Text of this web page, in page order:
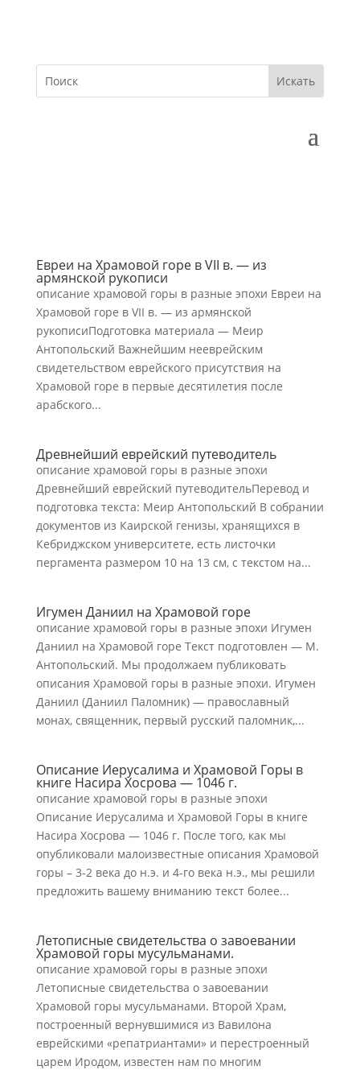
Евреи на Храмовой горе в VII в. — из
армянской рукописи
описание храмовой горы в разные эпохи Евреи на
Храмовой горе в VII в. — из армянской
рукописиПодготовка материала — Меир
Антопольский Важнейшим нееврейским
свидетельством еврейского присутствия на
Храмовой горе в первые десятилетия после
арабского...
Древнейший еврейский путеводитель
описание храмовой горы в разные эпохи
Древнейший еврейский путеводительПеревод и
подготовка текста: Меир Антопольский В собрании
документов из Каирской генизы, хранящихся в
Кебриджском университете, есть листочки
пергамента размером 10 на 13 см, с текстом на...
Игумен Даниил на Храмовой горе
описание храмовой горы в разные эпохи Игумен
Даниил на Храмовой горе Текст подготовлен — М.
Антопольский. Мы продолжаем публиковать
описания Храмовой горы в разные эпохи. Игумен
Даниил (Даниил Паломник) — православный
монах, священник, первый русский паломник,...
Описание Иерусалима и Храмовой Горы в
книге Насира Хосрова — 1046 г.
описание храмовой горы в разные эпохи
Описание Иерусалима и Храмовой Горы в книге
Насира Хосрова — 1046 г. После того, как мы
опубликовали малоизвестные описания Храмовой
горы – 3-2 века до н.э. и 4-го века н.э., мы решили
предложить вашему вниманию текст более...
Летописные свидетельства о завоевании
Храмовой горы мусульманами.
описание храмовой горы в разные эпохи
Летописные свидетельства о завоевании
Храмовой горы мусульманами. Второй Храм,
построенный вернувшимися из Вавилона
еврейскими «репатриантами» и перестроенный
царем Иродом, известен нам по многим